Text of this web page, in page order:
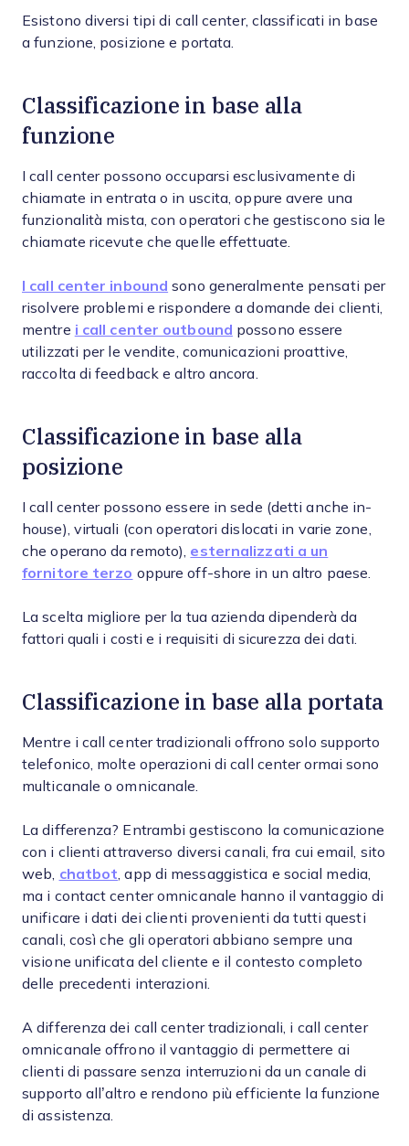
Esistono diversi tipi di call center, classificati in base
a funzione, posizione e portata.
Classificazione in base alla
funzione
I call center possono occuparsi esclusivamente di
chiamate in entrata o in uscita, oppure avere una
funzionalità mista, con operatori che gestiscono sia le
chiamate ricevute che quelle effettuate.
I call center inbound sono generalmente pensati per
risolvere problemi e rispondere a domande dei clienti,
mentre i call center outbound possono essere
utilizzati per le vendite, comunicazioni proattive,
raccolta di feedback e altro ancora.
Classificazione in base alla
posizione
I call center possono essere in sede (detti anche in-
house), virtuali (con operatori dislocati in varie zone,
che operano da remoto), esternalizzati a un
fornitore terzo oppure off-shore in un altro paese.
La scelta migliore per la tua azienda dipenderà da
fattori quali i costi e i requisiti di sicurezza dei dati.
Classificazione in base alla portata
Mentre i call center tradizionali offrono solo supporto
telefonico, molte operazioni di call center ormai sono
multicanale o omnicanale.
La differenza? Entrambi gestiscono la comunicazione
con i clienti attraverso diversi canali, fra cui email, sito
web, chatbot , app di messaggistica e social media,
ma i contact center omnicanale hanno il vantaggio di
unificare i dati dei clienti provenienti da tutti questi
canali, così che gli operatori abbiano sempre una
visione unificata del cliente e il contesto completo
delle precedenti interazioni.
A differenza dei call center tradizionali, i call center
omnicanale offrono il vantaggio di permettere ai
clienti di passare senza interruzioni da un canale di
supporto all’altro e rendono più efficiente la funzione
di assistenza.